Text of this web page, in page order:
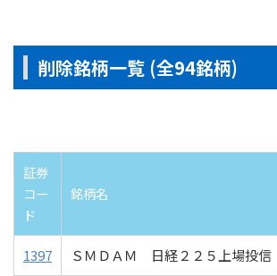
削除銘柄一覧 (全94銘柄)
証券
コー
ド
銘柄名
1397 ＳＭＤＡＭ 日経２２５上場投信